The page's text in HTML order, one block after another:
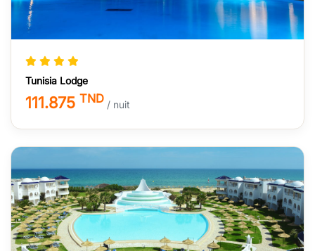
Tunisia Lodge
111.875 TND / nuit